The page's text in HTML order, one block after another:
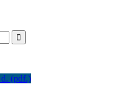
(pdf.)